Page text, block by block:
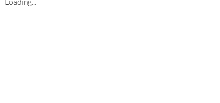
Loading...